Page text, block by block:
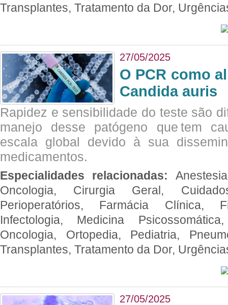
Transplantes, Tratamento da Dor,
27/05/2025
O PCR como
Candida auris
Rapidez e sensibilidade do teste são
manejo desse patógeno que tem
escala global devido à sua
medicamentos.
Especialidades relacionadas:
Oncologia, Cirurgia Geral,
Perioperatórios, Farmácia Clínica,
Infectologia, Medicina
Oncologia, Ortopedia, Pediatria,
Transplantes, Tratamento da Dor,
27/05/2025